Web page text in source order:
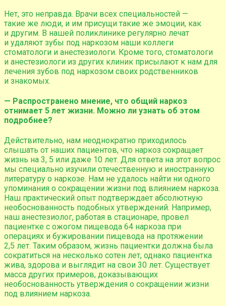
Нет, это неправда. Врачи всех специальностей —
такие же люди, и им присущи такие же эмоции, как
и другим. В нашей поликлинике регулярно лечат
и удаляют зубы под наркозом наши коллеги
стоматологи и анестезиологи. Кроме того, стоматологи
и анестезиологи из других клиник присылают к нам для
лечения зубов под наркозом своих родственников
и знакомых.
— Распространено мнение, что общий наркоз
отнимает 5 лет жизни. Можно ли узнать об этом
подробнее?
Действительно, нам неоднократно приходилось
слышать от наших пациентов, что наркоз сокращает
жизнь на 3, 5 или даже 10 лет. Для ответа на этот вопрос
мы специально изучили отечественную и иностранную
литературу о наркозе. Нам не удалось найти ни одного
упоминания о сокращении жизни под влиянием наркоза.
Наш практический опыт подтверждает абсолютную
необоснованность подобных утверждений. Например,
наш анестезиолог, работая в стационаре, провел
пациентке с ожогом пищевода 64 наркоза при
операциях и бужировании пищевода на протяжении
2,5 лет. Таким образом, жизнь пациентки должна была
сократиться на несколько сотен лет, однако пациентка
жива, здорова и выглядит на свои 30 лет. Существует
масса других примеров, доказывающих
необоснованность утверждения о сокращении жизни
под влиянием наркоза.